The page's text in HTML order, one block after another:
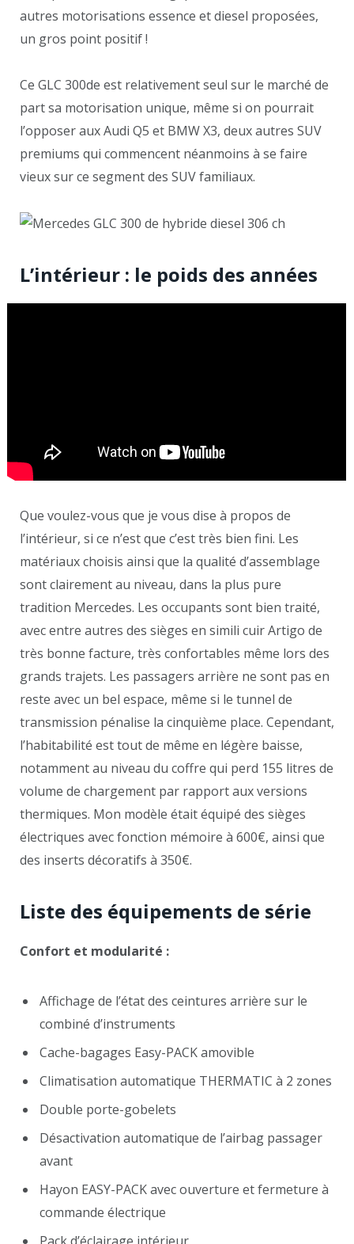
autres motorisations essence et diesel proposées,
un gros point positif !
Ce GLC 300de est relativement seul sur le marché de
part sa motorisation unique, même si on pourrait
l’opposer aux Audi Q5 et BMW X3, deux autres SUV
premiums qui commencent néanmoins à se faire
vieux sur ce segment des SUV familiaux.
L’intérieur : le poids des années
Que voulez-vous que je vous dise à propos de
l’intérieur, si ce n’est que c’est très bien fini. Les
matériaux choisis ainsi que la qualité d’assemblage
sont clairement au niveau, dans la plus pure
tradition Mercedes. Les occupants sont bien traité,
avec entre autres des sièges en simili cuir Artigo de
très bonne facture, très confortables même lors des
grands trajets. Les passagers arrière ne sont pas en
reste avec un bel espace, même si le tunnel de
transmission pénalise la cinquième place. Cependant,
l’habitabilité est tout de même en légère baisse,
notamment au niveau du coffre qui perd 155 litres de
volume de chargement par rapport aux versions
thermiques. Mon modèle était équipé des sièges
électriques avec fonction mémoire à 600€, ainsi que
des inserts décoratifs à 350€.
Liste des équipements de série
Confort et modularité :
Affichage de l’état des ceintures arrière sur le
combiné d’instruments
Cache-bagages Easy-PACK amovible
Climatisation automatique THERMATIC à 2 zones
Double porte-gobelets
Désactivation automatique de l’airbag passager
avant
Hayon EASY-PACK avec ouverture et fermeture à
commande électrique